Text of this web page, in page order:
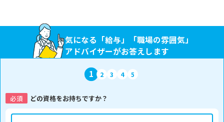
気になる「給与」「職場の雰囲気」
アドバイザーがお答えします
1 2 3 4 5
必須 どの資格をお持ちですか？